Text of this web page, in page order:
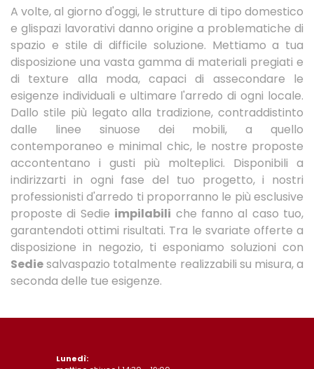
A volte, al giorno d'oggi, le strutture di tipo domestico
e glispazi lavorativi danno origine a problematiche di
spazio e stile di difficile soluzione. Mettiamo a tua
disposizione una vasta gamma di materiali pregiati e
di texture alla moda, capaci di assecondare le
esigenze individuali e ultimare l'arredo di ogni locale.
Dallo stile più legato alla tradizione, contraddistinto
dalle linee sinuose dei mobili, a quello
contemporaneo e minimal chic, le nostre proposte
accontentano i gusti più molteplici. Disponibili a
indirizzarti in ogni fase del tuo progetto, i nostri
professionisti d'arredo ti proporranno le più esclusive
proposte di Sedie impilabili che fanno al caso tuo,
garantendoti ottimi risultati. Tra le svariate offerte a
disposizione in negozio, ti esponiamo soluzioni con
Sediesalvaspazio totalmente realizzabili su misura, a
seconda delle tue esigenze.
Lunedì: